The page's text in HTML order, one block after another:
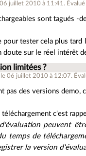
06 juillet 2010 à 11:41 . Évalué
sont tagués -
pour tester cela plus
doute sur le réel intérêt
limitées ?
le 06 juillet 2010 à 12:07.
pas des versions demo,
téléchargement c'est
peuvent
temps de
la version